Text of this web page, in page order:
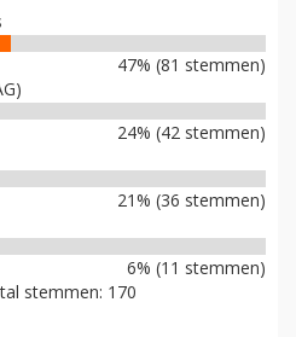
47% (81 stemmen)
24% (42 stemmen)
21% (36 stemmen)
6% (11 stemmen)
stemmen: 170